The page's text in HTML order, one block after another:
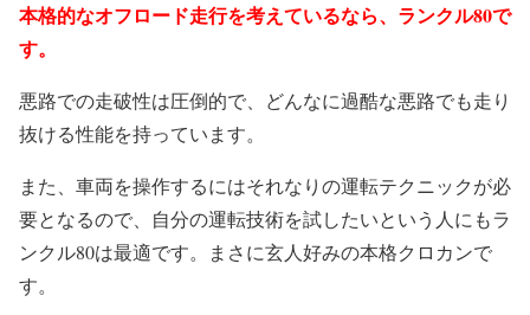
本格的なオフロード走行を考えているなら、ランクル80で
す。
悪路での走破性は圧倒的で、どんなに過酷な悪路でも走り
抜ける性能を持っています。
また、車両を操作するにはそれなりの運転テクニックが必
要となるので、自分の運転技術を試したいという人にもラ
ンクル80は最適です。まさに玄人好みの本格クロカンで
す。